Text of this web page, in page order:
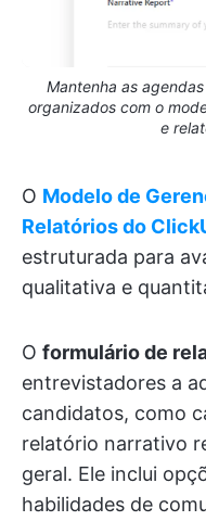
Mantenha as
organizados com o
e
O Modelo de
Relatórios do
estruturada para
qualitativa e
O formulário de
entrevistadores a
candidatos, como
relatório narrativo
geral. Ele inclui
habilidades de